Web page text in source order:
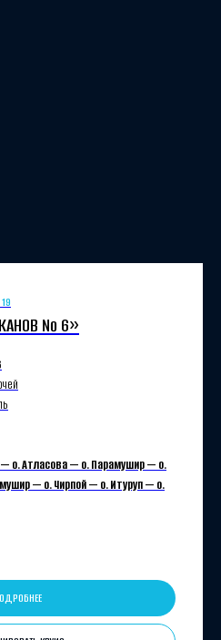
№ 6»
о. Атласова — о. Парамушир — о.
— о. Чирпой — о. Итуруп — о.